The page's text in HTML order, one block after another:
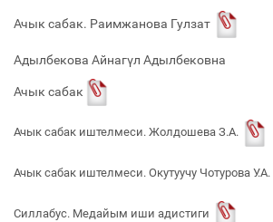
Ачык сабак. Раимжанова Гулзат
Адылбекова Айнагүл Адылбековна
Ачык сабак
Ачык сабак иштелмеси. Жолдошева З.А.
Ачык сабак иштелмеси. Окутуучу Чотурова У.А.
Силлабус. Медайым иши адистиги